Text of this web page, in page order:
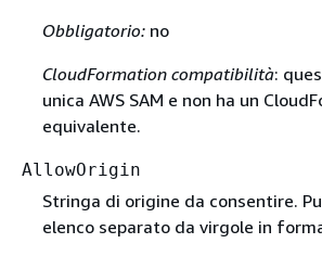
Obbligatorio:no
CloudFormation compatibilità:
unica AWS SAM e non ha un
equivalente.
AllowOrigin
Stringa di origine da consentire.
elenco separato da virgole in